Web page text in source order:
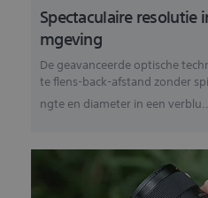
Spectaculaire resolutie
mgeving
De geavanceerde optische
te flens-back-afstand zonder
ngte en diameter in een